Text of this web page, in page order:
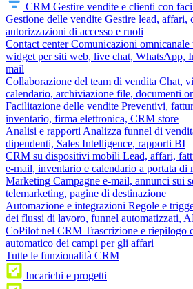
CRM Gestire vendite e clienti con
Gestione delle vendite Gestire lead, affari,
autorizzazioni di accesso e ruoli
Contact center Comunicazioni
widget per siti web, live chat, WhatsApp,
mail
Collaborazione del team di vendita Chat,
calendario, archiviazione file, documenti
Facilitazione delle vendite Preventivi,
inventario, firma elettronica, CRM store
Analisi e rapporti Analizza funnel di
dipendenti, Sales Intelligence, rapporti BI
CRM su dispositivi mobili Lead, affari,
e-mail, inventario e calendario a portata di
Marketing Campagne e-mail, annunci sui
telemarketing, pagine di destinazione
Automazione e integrazioni Regole e
dei flussi di lavoro, funnel automatizzati,
CoPilot nel CRM Trascrizione e riepilogo
automatico dei campi per gli affari
Tutte le funzionalità CRM
Incarichi e progetti